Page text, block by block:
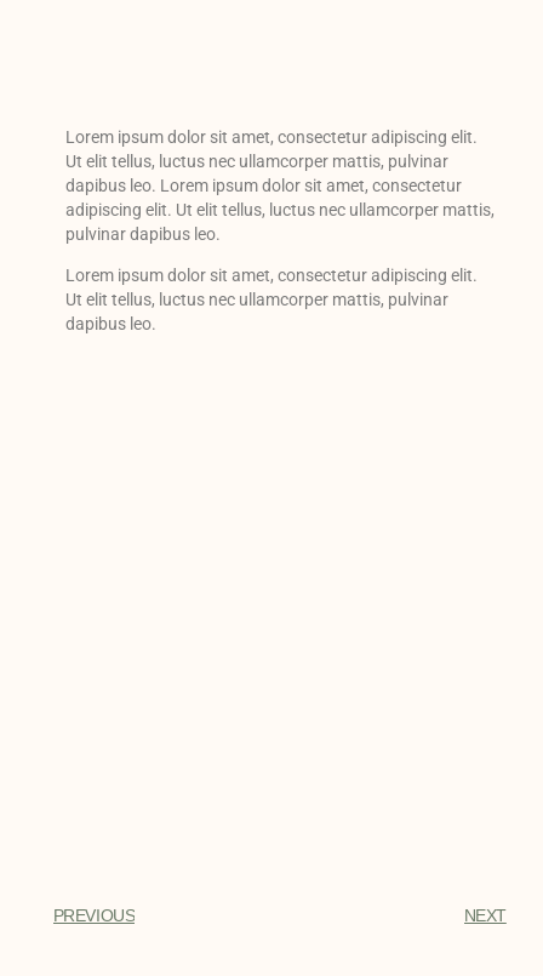
Lorem ipsum dolor sit amet, consectetur adipiscing elit.
Ut elit tellus, luctus nec ullamcorper mattis, pulvinar
dapibus leo. Lorem ipsum dolor sit amet, consectetur
adipiscing elit. Ut elit tellus, luctus nec ullamcorper mattis,
pulvinar dapibus leo.
Lorem ipsum dolor sit amet, consectetur adipiscing elit.
Ut elit tellus, luctus nec ullamcorper mattis, pulvinar
dapibus leo.
PREVIOUS NEXT